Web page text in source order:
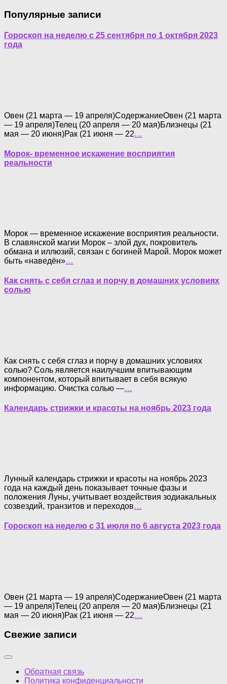
Популярные записи
Гороскоп на неделю с 25 сентября по 1 октября 2023
года
Овен (21 марта — 19 апреля)СодержаниеОвен (21 марта
— 19 апреля)Телец (20 апреля — 20 мая)Близнецы (21
мая — 20 июня)Рак (21 июня — 22…
Морок- временное искажение восприятия
реальности
Морок — временное искажение восприятия реальности.
В славянской магии Морок – злой дух, покровитель
обмана и иллюзий, связан с богиней Марой. Морок может
быть «наведён»…
Как снять с себя сглаз и порчу в домашних условиях
солью
Как снять с себя сглаз и порчу в домашних условиях
солью? Соль является наилучшим впитывающим
компонентом, который впитывает в себя всякую
информацию. Очистка солью —…
Календарь стрижки и красоты на ноябрь 2023 года
Лунный календарь стрижки и красоты на ноябрь 2023
года на каждый день показывает точные фазы и
положения Луны, учитывает воздействия зодиакальных
созвездий, транзитов и переходов…
Гороскоп на неделю с 31 июля по 6 августа 2023 года
Овен (21 марта — 19 апреля)СодержаниеОвен (21 марта
— 19 апреля)Телец (20 апреля — 20 мая)Близнецы (21
мая — 20 июня)Рак (21 июня — 22…
Свежие записи
Обратная связь
Политика конфиденциальности